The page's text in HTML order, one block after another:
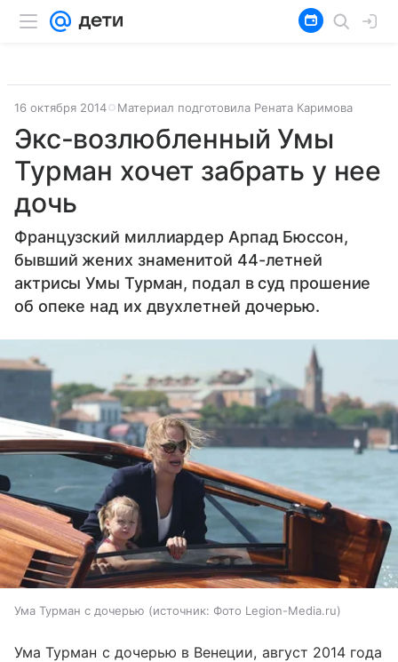
16 октября 2014 Материал подготовила Рената Каримова
Экс-возлюбленный Умы
Турман хочет забрать у нее
дочь
Французский миллиардер Арпад Бюссон,
бывший жених знаменитой 44-летней
актрисы Умы Турман, подал в суд прошение
об опеке над их двухлетней дочерью.
Ума Турман с дочерью источник: Фото Legion-Media.ru
Ума Турман с дочерью в Венеции, август 2014 года